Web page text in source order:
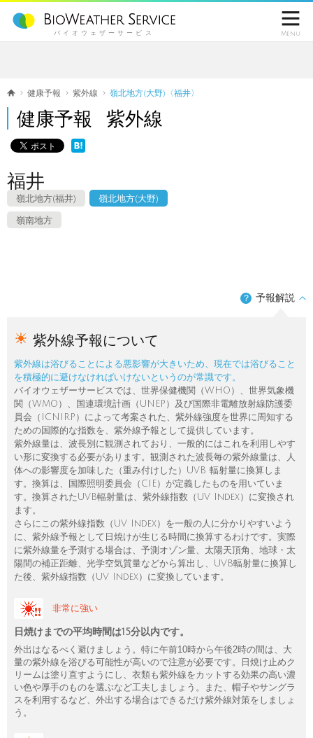
バイオウェザーサービス

Menu
健康予報 紫外線 嶺北地方(大野)〈福井〉
健康予報 紫外線
福井
嶺北地方(福井) 嶺北地方(大野)
嶺南地方
？ 予報解説
紫外線予報について
紫外線は浴びることによる悪影響が大きいため、現在では浴びること
を積極的に避けなければいけないというのが常識です。
バイオウェザーサービスでは、世界保健機関（WHO）、世界気象機
関（WMO）、国連環境計画（UNEP）及び国際非電離放射線防護委
員会（ICNIRP）によって考案された、紫外線強度を世界に周知する
ための国際的な指数を、紫外線予報として提供しています。
紫外線量は、波長別に観測されており、一般的にはこれを利用しやす
い形に変換する必要があります。観測された波長毎の紫外線量は、人
体への影響度を加味した（重み付けした）UVB 輻射量に換算しま
す。換算は、国際照明委員会（CIE）が定義したものを用いていま
す。換算されたUVB輻射量は、紫外線指数（UV Index）に変換され
ます。
さらにこの紫外線指数（UV Index）を一般の人に分かりやすいよう
に、紫外線予報として日焼けが生じる時間に換算するわけです。実際
に紫外線量を予測する場合は、予測オゾン量、太陽天頂角、地球・太
陽間の補正距離、光学空気質量などから算出し、UVB輻射量に換算し
た後、紫外線指数（UV Index）に変換しています。
非常に強い
日焼けまでの平均時間は15分以内です。
外出はなるべく避けましょう。特に午前10時から午後2時の間は、大
量の紫外線を浴びる可能性が高いので注意が必要です。日焼け止めク
リームは塗り直すようにし、衣類も紫外線をカットする効果の高い濃
い色や厚手のものを選ぶなど工夫しましょう。また、帽子やサングラ
スを利用するなど、外出する場合はできるだけ紫外線対策をしましょ
う。